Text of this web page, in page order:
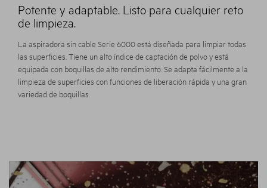
Potente y adaptable. Listo para cualquier reto
de limpieza.
La aspiradora sin cable Serie 6000 está diseñada para limpiar todas
las superficies. Tiene un alto índice de captación de polvo y está
equipada con boquillas de alto rendimiento. Se adapta fácilmente a la
limpieza de superficies con funciones de liberación rápida y una gran
variedad de boquillas.